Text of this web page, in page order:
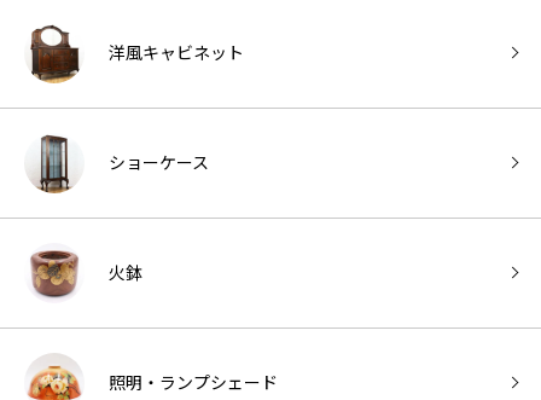
洋風キャビネット
ショーケース
火鉢
照明・ランプシェード